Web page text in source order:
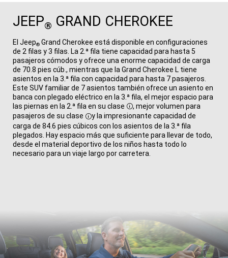
JEEP® GRAND CHEROKEE
El Jeep® Grand Cherokee está disponible en configuraciones
de 2 filas y 3 filas. La 2.ª fila tiene capacidad para hasta 5​​​​​​​
pasajeros cómodos y ofrece una enorme capacidad de carga
de 70.8 pies cúb., mientras que la Grand Cherokee L tiene
asientos en la 3.ª fila con capacidad para hasta 7​​​​​​​ pasajeros.
Este SUV familiar de 7 asientos también ofrece un asiento en
banca con plegado eléctrico en la 3.ª fila, el mejor espacio para
las piernas en la 2.ª fila en su clase
Disclosure
, mejor volumen para
pasajeros de su clase
Disclosure
y la impresionante capacidad de
carga de 84.6 pies cúbicos con los asientos de la 3.ª fila
plegados. Hay espacio más que suficiente para llevar de todo,
desde el material deportivo de los niños hasta todo lo
necesario para un viaje largo por carretera.